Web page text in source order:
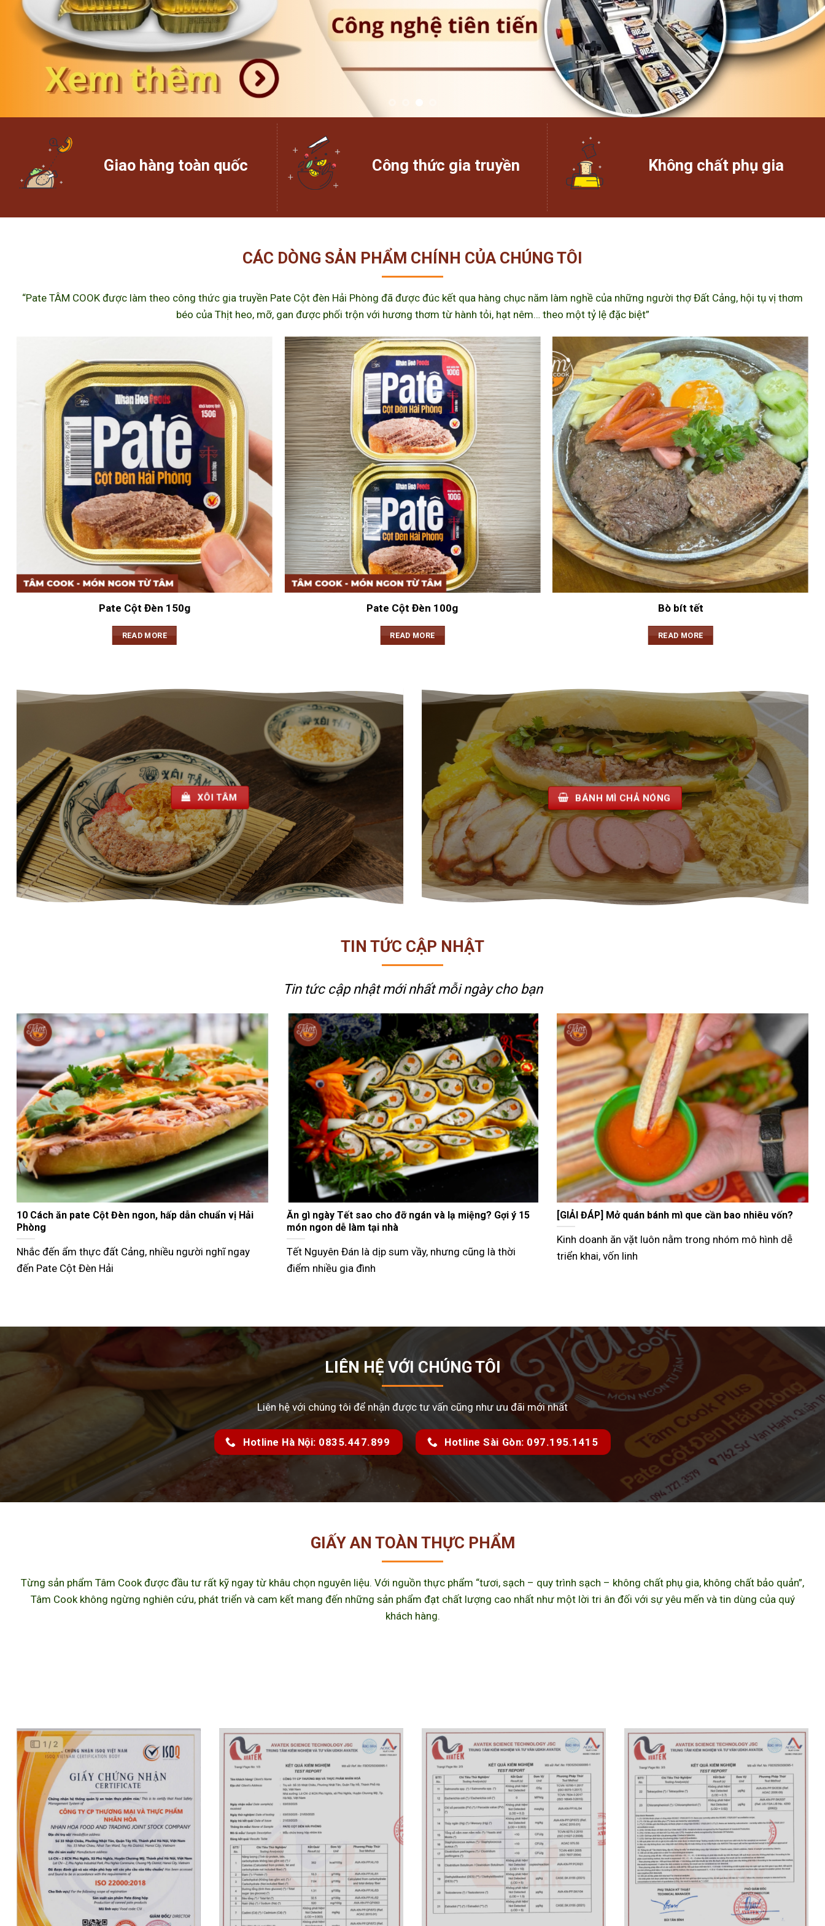
Giao hàng toàn quốc Công thức gia truyền Không chất phụ gia
CÁC DÒNG SẢN PHẨM CHÍNH CỦA CHÚNG TÔI
“Pate TÂM COOK được làm theo công thức gia truyền Pate Cột đèn Hải Phòng đã được đúc kết qua hàng chục năm làm nghề của những người thợ Đất Cảng, hội tụ vị thơm
béo của Thịt heo, mỡ, gan được phối trộn với hương thơm từ hành tỏi, hạt nêm… theo một tỷ lệ đặc biệt”
Pate Cột Đèn 150g
READ MORE
Pate Cột Đèn 100g
READ MORE
Bò bít tết
READ MORE
XÔI TÂM
BÁNH MÌ CHẢ NÓNG
TIN TỨC CẬP NHẬT
Tin tức cập nhật mới nhấtmỗi ngày cho bạn
Nướng bánh mì que bằng nồi chiên không dầu giòn
ngon như ngoài tiệm
Không phải ai cũng biết cách nướng bánh mì que bằng
nồi chiên không dầu
Gợi ý các món đãi khách ngày Tết đầy đủ 3 miền
Tết Nguyên Đán không chỉ là dịp đoàn viên mà còn là
thời điểm các
Tư vấn bán bánh mì que vỉa hè từ A–Z hiệu quả nhất
Hiện nay, nhiều người lựa chọn mô hình bán bánh mì
que vỉa hè như
LIÊN HỆ VỚI CHÚNG TÔI
Liên hệ với chúng tôi để nhận được tư vấn cũng như ưu đãi mới nhất
Hotline Hà Nội: 0835.447.899 Hotline Sài Gòn: 097.195.1415
GIẤY AN TOÀN THỰC PHẨM
Từng sản phẩm Tâm Cook được đầu tư rất kỹ ngay từ khâu chọn nguyên liệu. Với nguồn thực phẩm “tươi, sạch – quy trình sạch – không chất phụ gia, không chất bảo quản”,
Tâm Cook không ngừng nghiên cứu, phát triển và cam kết mang đến những sản phẩm đạt chất lượng cao nhất như một lời tri ân đối với sự yêu mến và tin dùng của quý
khách hàng.